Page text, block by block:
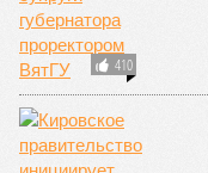
410